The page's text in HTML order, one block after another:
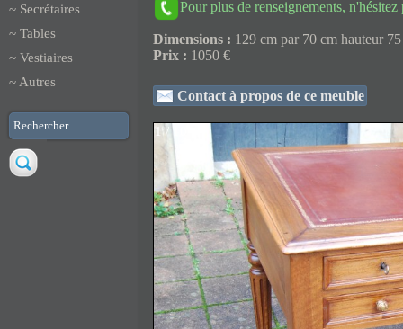
~ Secrétaires
~ Tables
~ Vestiaires
~ Autres
Pour plus de renseignements,
Dimensions : 129 cm par 70 cm hauteur
Prix : 1050 €
Contact à propos de ce meuble
1 / 10